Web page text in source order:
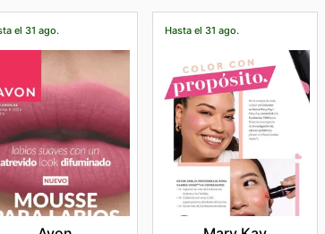
el 31 ago. Hasta el 31 ago.